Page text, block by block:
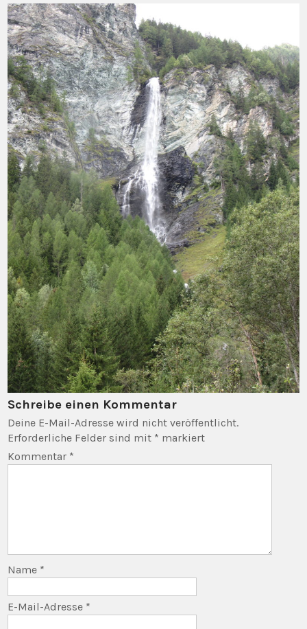
Schreibe einen Kommentar
Deine E-Mail-Adresse wird nicht veröffentlicht.
Erforderliche Felder sind mit * markiert
Kommentar *
Name *
E-Mail-Adresse *